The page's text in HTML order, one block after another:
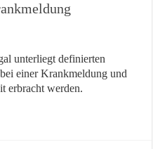
unterliegt definierten
einer Krankmeldung und
erbracht werden.